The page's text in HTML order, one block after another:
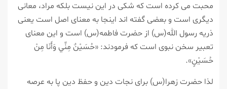
محبت می كرده است كه شكی در این نیست بلكه مراد، معانی
دیگری است و بعضی گفته اند اینجا به معنای اصل است یعنی
ذریه رسول الله(س) از حضرت فاطمه(س) است و این معنای
تعبیر سخن نبوی است كه فرمودند: «حُسَيْنٌ مِنِّي وَأَنَا مِنْ
حُسَيْنٍ».
لذا حضرت زهرا(س) برای نجات دین و حفظ دین پا به عرصه